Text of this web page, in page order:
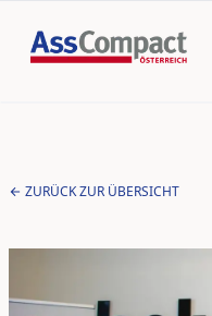
ZURÜCK ZUR ÜBERSICHT